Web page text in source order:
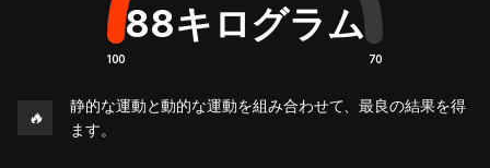
88キログラム
100 70
🔥
静的な運動と動的な運動を組み合わせて、最良の結果を得
ます。